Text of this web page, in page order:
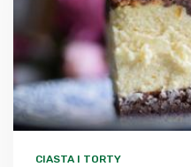
CIASTA I TORTY